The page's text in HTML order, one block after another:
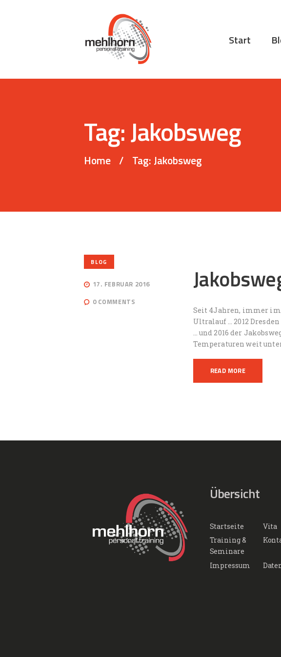
Start
Tag: Jakobsweg
Home Tag: Jakobsweg
BLOG
BLOG
17. FEBRUAR 2016
0 COMMENTS
Seit 4Jahren, immer
Ultralauf … 2012
… und 2016 der
Temperaturen weit
READ MORE
Übersicht
Startseite
Vita
Training &
Seminare
Impressum